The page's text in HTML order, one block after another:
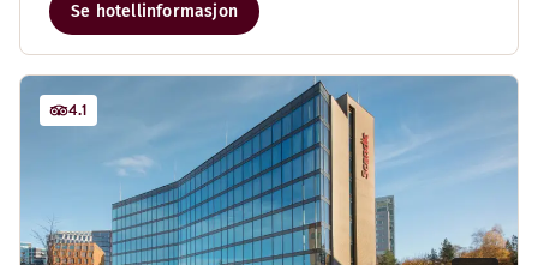
Se hotellinformasjon
4.1